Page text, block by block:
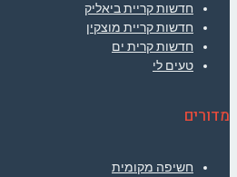
חדשות קריית ביאליק
חדשות קריית מוצקין
חדשות קרית ים
טעים לי
מדורים
חשיפה מקומית